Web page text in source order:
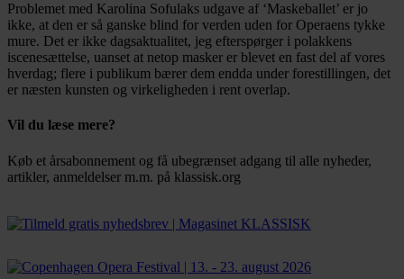
Problemet med Karolina Sofulaks udgave af ‘Maskeballet’ er jo
ikke, at den er så ganske blind for verden uden for Operaens tykke
mure. Det er ikke dagsaktualitet, jeg efterspørger i polakkens
iscenesættelse, uanset at netop masker er blevet en fast del af vores
hverdag; flere i publikum bærer dem endda under forestillingen, det
er næsten kunsten og virkeligheden i rent overlap.
Vil du læse mere?
Køb et årsabonnement og få ubegrænset adgang til alle nyheder,
artikler, anmeldelser m.m. på klassisk.org